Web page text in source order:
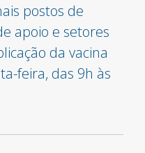
postos de
apoio e setores
da vacina
feira, das 9h às